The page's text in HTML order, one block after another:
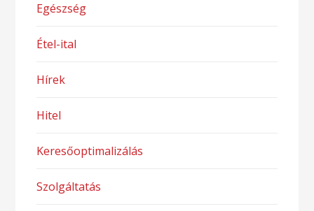
Egészség
Étel-ital
Hírek
Hitel
Keresőoptimalizálás
Szolgáltatás